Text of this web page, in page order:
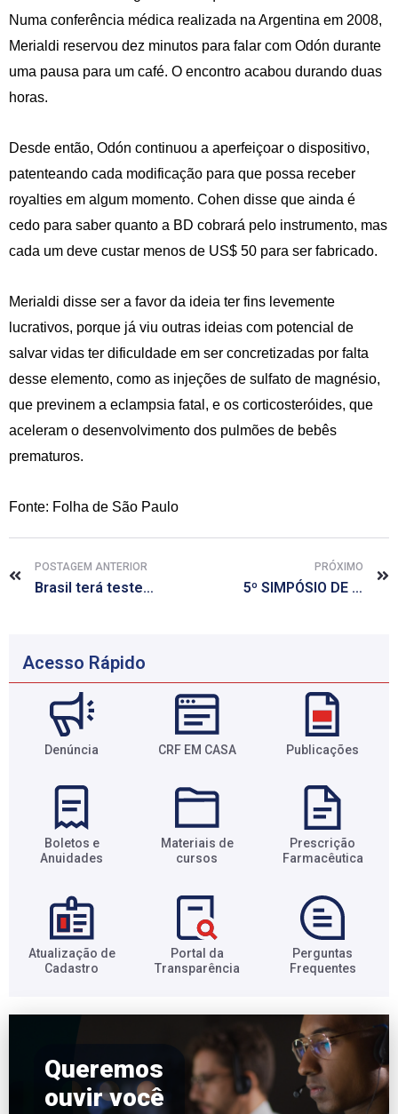
Numa conferência médica realizada na Argentina em 2008,
Merialdi reservou dez minutos para falar com Odón durante
uma pausa para um café. O encontro acabou durando duas
horas.
Desde então, Odón continuou a aperfeiçoar o dispositivo,
patenteando cada modificação para que possa receber
royalties em algum momento. Cohen disse que ainda é
cedo para saber quanto a BD cobrará pelo instrumento, mas
cada um deve custar menos de US$ 50 para ser fabricado.
Merialdi disse ser a favor da ideia ter fins levemente
lucrativos, porque já viu outras ideias com potencial de
salvar vidas ter dificuldade em ser concretizadas por falta
desse elemento, como as injeções de sulfato de magnésio,
que previnem a eclampsia fatal, e os corticosteróides, que
aceleram o desenvolvimento dos pulmões de bebês
prematuros.
Fonte: Folha de São Paulo
POSTAGEM ANTERIOR
Brasil terá teste de Aids vendido em farmácia
PRÓXIMO
5º SIMPÓSIO DE FARMÁCIA E ANÁLISES
Acesso Rápido
Denúncia CRF EM CASA Publicações
Boletos e
Anuidades​
Materiais de
cursos​
Prescrição
Farmacêutica​
Atualização de
Cadastro​
Portal da
Transparência​
Perguntas
Frequentes​
Queremos
ouvir você